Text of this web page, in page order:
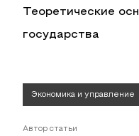
Теоретические
государства
Экономика и управление
Автор статьи